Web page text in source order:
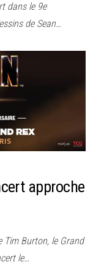
dans le 9e
de Sean…
approche
Burton, le Grand
le…